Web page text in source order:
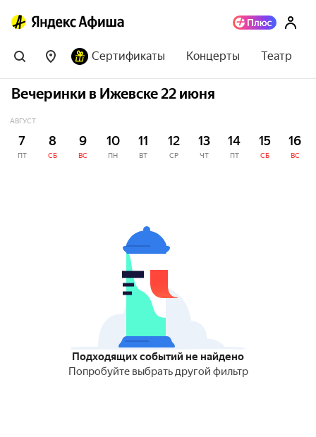
Сертификаты Концерты Театр
Вечеринки в Ижевске 22 июня
АВГУСТ
7
ПТ
8
СБ
9
ВС
10
ПН
11
ВТ
12
СР
13
ЧТ
14
ПТ
15
СБ
16
ВС
Подходящих событий не найдено
Попробуйте выбрать другой фильтр